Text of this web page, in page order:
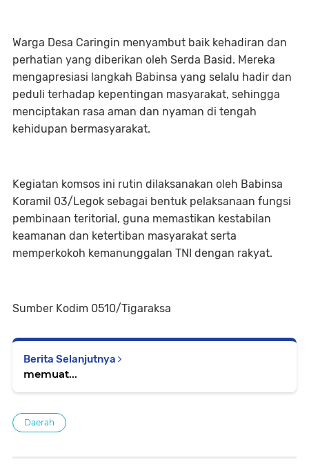
Warga Desa Caringin menyambut baik kehadiran dan
perhatian yang diberikan oleh Serda Basid. Mereka
mengapresiasi langkah Babinsa yang selalu hadir dan
peduli terhadap kepentingan masyarakat, sehingga
menciptakan rasa aman dan nyaman di tengah
kehidupan bermasyarakat.
Kegiatan komsos ini rutin dilaksanakan oleh Babinsa
Koramil 03/Legok sebagai bentuk pelaksanaan fungsi
pembinaan teritorial, guna memastikan kestabilan
keamanan dan ketertiban masyarakat serta
memperkokoh kemanunggalan TNI dengan rakyat.
Sumber Kodim 0510/Tigaraksa
Berita Selanjutnya
memuat...
Daerah